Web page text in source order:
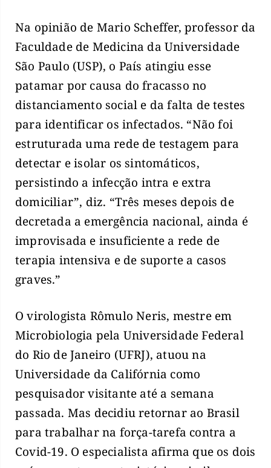
Na opinião de Mario Scheffer, professor da
Faculdade de Medicina da Universidade
São Paulo (USP), o País atingiu esse
patamar por causa do fracasso no
distanciamento social e da falta de testes
para identificar os infectados. “Não foi
estruturada uma rede de testagem para
detectar e isolar os sintomáticos,
persistindo a infecção intra e extra
domiciliar”, diz. “Três meses depois de
decretada a emergência nacional, ainda é
improvisada e insuficiente a rede de
terapia intensiva e de suporte a casos
graves.”
O virologista Rômulo Neris, mestre em
Microbiologia pela Universidade Federal
do Rio de Janeiro (UFRJ), atuou na
Universidade da Califórnia como
pesquisador visitante até a semana
passada. Mas decidiu retornar ao Brasil
para trabalhar na força-tarefa contra a
Covid-19. O especialista afirma que os dois